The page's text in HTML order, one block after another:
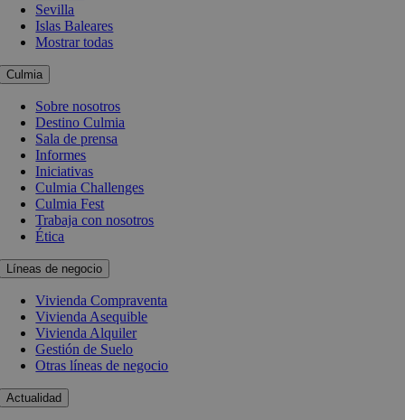
Sevilla
Islas Baleares
Mostrar todas
Culmia
Sobre nosotros
Destino Culmia
Sala de prensa
Informes
Iniciativas
Culmia Challenges
Culmia Fest
Trabaja con nosotros
Ética
Líneas de negocio
Vivienda Compraventa
Vivienda Asequible
Vivienda Alquiler
Gestión de Suelo
Otras líneas de negocio
Actualidad